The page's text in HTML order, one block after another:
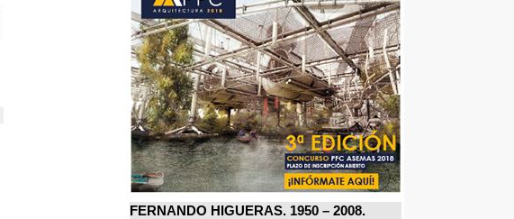
FERNANDO HIGUERAS. 1950 – 2008.